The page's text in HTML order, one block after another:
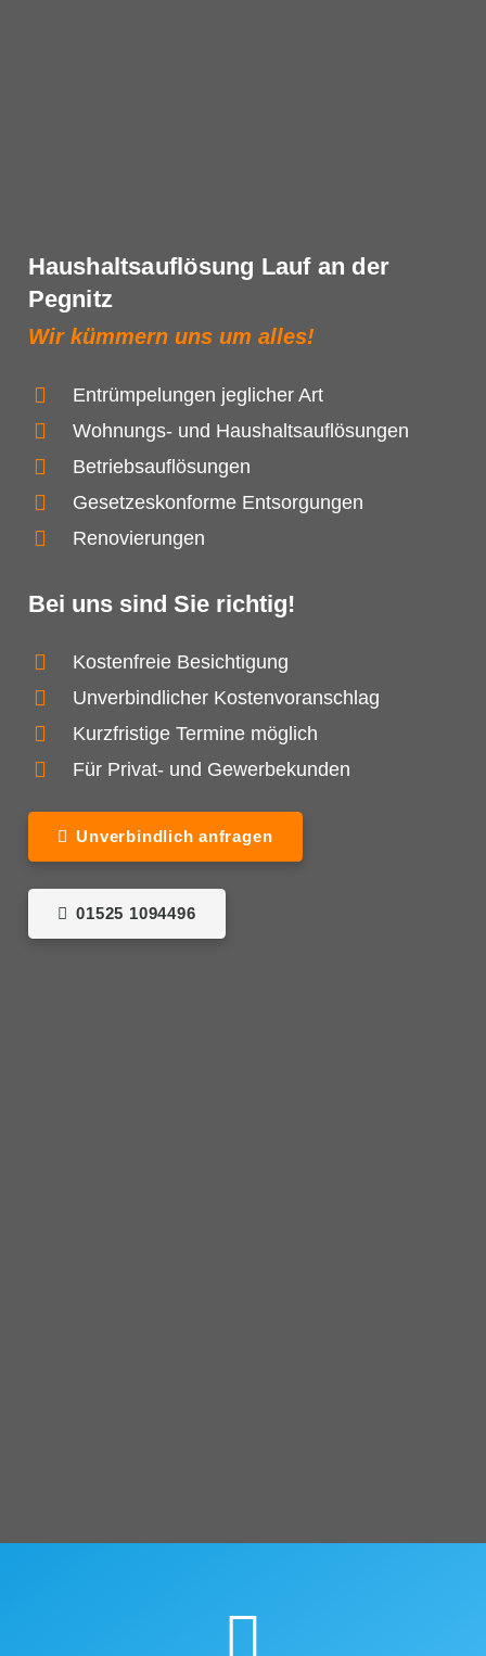
Haushaltsauflösung Lauf an der
Pegnitz
Wir kümmern uns um alles!
Entrümpelungen jeglicher Art
Wohnungs- und Haushaltsauflösungen
Betriebsauflösungen
Gesetzeskonforme Entsorgungen
Renovierungen
Bei uns sind Sie richtig!
Kostenfreie Besichtigung
Unverbindlicher Kostenvoranschlag
Kurzfristige Termine möglich
Für Privat- und Gewerbekunden
Unverbindlich anfragen
01525 1094496